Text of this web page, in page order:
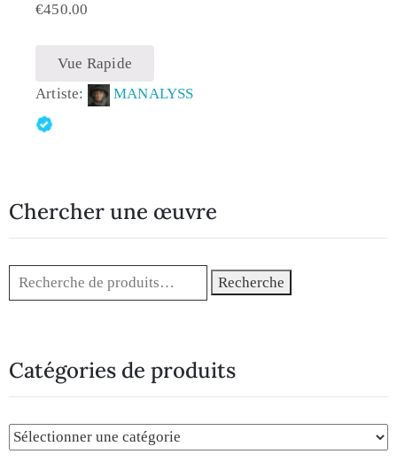
€450.00
Vue Rapide
Artiste:
MANALYSS
Chercher une œuvre
Recherche
Catégories de produits